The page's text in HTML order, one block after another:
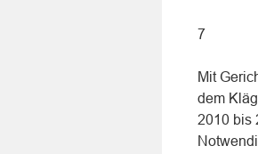
7
Mit
dem
2010 bis